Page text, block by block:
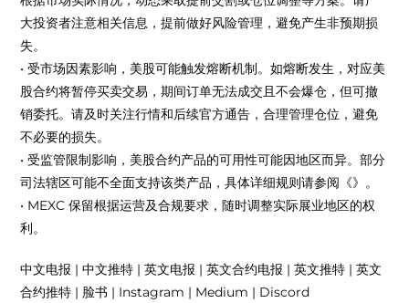
大投资者注意相关信息，提前做好风险管理，避免产生非预期损
失。
• 受市场因素影响，美股可能触发熔断机制。如熔断发生，对应美
股合约将暂停买卖交易，期间订单无法成交且不会爆仓，但可撤
销委托。请及时关注行情和后续官方通告，合理管理仓位，避免
不必要的损失。
• 受监管限制影响，美股合约产品的可用性可能因地区而异。部分
司法辖区可能不全面支持该类产品，具体详细规则请参阅《》。
• MEXC 保留根据运营及合规要求，随时调整实际展业地区的权
利。
中文电报 | 中文推特 | 英文电报 | 英文合约电报 | 英文推特 | 英文
合约推特 | 脸书 | Instagram | Medium | Discord